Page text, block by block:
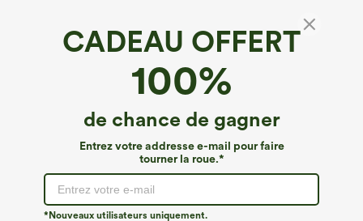
CADEAU OFFERT
100%
de chance de gagner
Entrez votre addresse e-mail pour faire
tourner la roue.*
*Nouveaux utilisateurs uniquement.
Brassière de yoga à col en V avec soutien-
gorge intégré, maintien faible, InstantCool,
séchage rapide — UPF50+